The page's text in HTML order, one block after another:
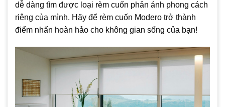
dễ dàng tìm được loại rèm cuốn phản ánh phong cách
riêng của mình. Hãy để rèm cuốn Modero trở thành
điểm nhấn hoàn hảo cho không gian sống của bạn!